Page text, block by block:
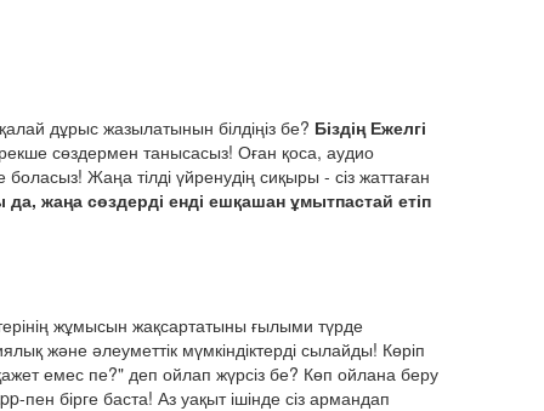
дұрыс жазылатынын білдіңіз бе? Біздің Ежелгі
сөздермен танысасыз! Оған қоса, аудио
боласыз! Жаңа тілді үйренудің сиқыры - сіз жаттаған
жаңа сөздерді енді ешқашан ұмытпастай етіп
жұмысын жақсартатыны ғылыми түрде
және әлеуметтік мүмкіндіктерді сылайды! Көріп
емес пе?" деп ойлап жүрсіз бе? Көп ойлана беру
пен бірге баста! Аз уақыт ішінде сіз армандап